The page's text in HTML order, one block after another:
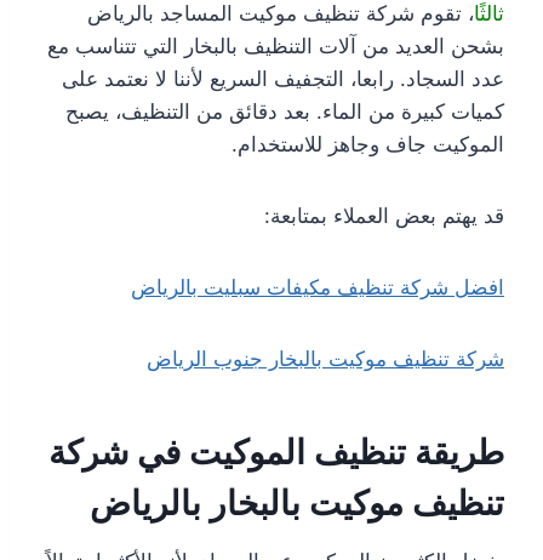
ثالثًا، تقوم شركة تنظيف موكيت المساجد بالرياض
بشحن العديد من آلات التنظيف بالبخار التي تتناسب مع
عدد السجاد. رابعا، التجفيف السريع لأننا لا نعتمد على
كميات كبيرة من الماء. بعد دقائق من التنظيف، يصبح
الموكيت جاف وجاهز للاستخدام.
قد يهتم بعض العملاء بمتابعة:
افضل شركة تنظيف مكيفات سبليت بالرياض
شركة تنظيف موكيت بالبخار جنوب الرياض
طريقة تنظيف الموكيت في شركة
تنظيف موكيت بالبخار بالرياض